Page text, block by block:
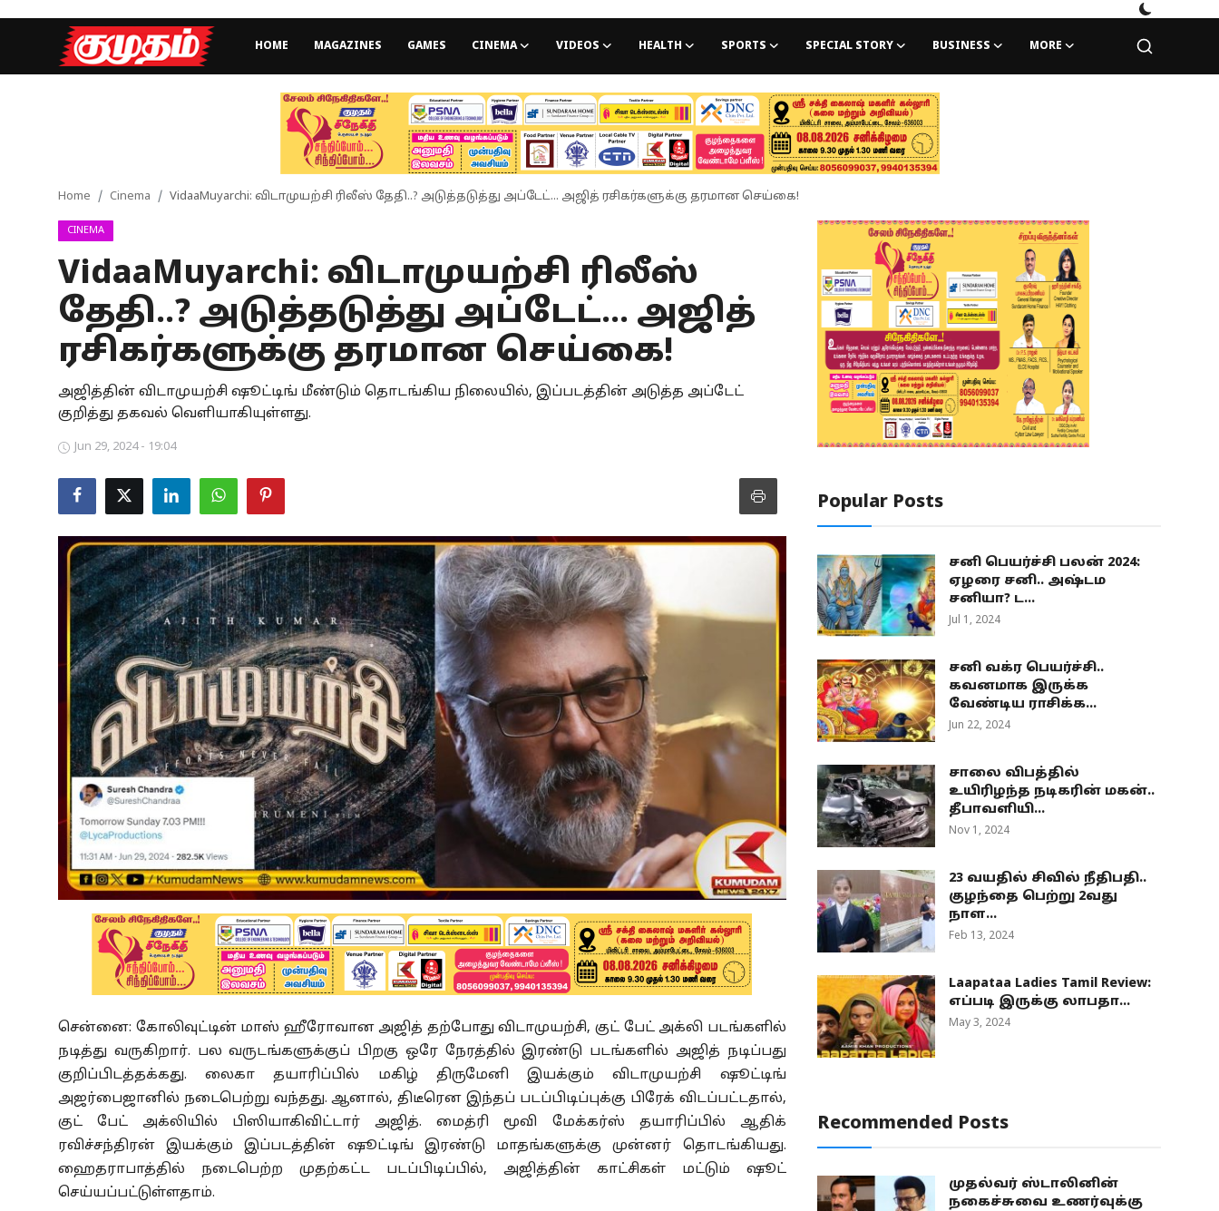
HOME MAGAZINES GAMES CINEMA VIDEOS HEALTH SPORTS SPECIAL STORY BUSINESS MORE
Games
Special Story
Tamilnadu
National
Astrology
Spirituality
Home Cinema VidaaMuyarchi: விடாமுயற்சி ரிலீஸ் தேதி..? அடுத்தடுத்து அப்டேட்... அஜித் ரசிகர்களுக்கு தரமான செய்கை!
CINEMA
VidaaMuyarchi: விடாமுயற்சி ரிலீஸ்
தேதி..? அடுத்தடுத்து அப்டேட்... அஜித்
ரசிகர்களுக்கு தரமான செய்கை!
அஜித்தின் விடாமுயற்சி ஷூட்டிங் மீண்டும் தொடங்கிய நிலையில், இப்படத்தின் அடுத்த அப்டேட்
குறித்து தகவல் வெளியாகியுள்ளது.
Jun 29, 2024 - 19:04
சென்னை: கோலிவுட்டின் மாஸ் ஹீரோவான அஜித் தற்போது விடாமுயற்சி, குட் பேட் அக்லி படங்களில்
நடித்து வருகிறார். பல வருடங்களுக்குப் பிறகு ஒரே நேரத்தில் இரண்டு படங்களில் அஜித் நடிப்பது
குறிப்பிடத்தக்கது. லைகா தயாரிப்பில் மகிழ் திருமேனி இயக்கும் விடாமுயற்சி ஷூட்டிங்
அஜர்பைஜானில் நடைபெற்று வந்தது. ஆனால், திடீரென இந்தப் படப்பிடிப்புக்கு பிரேக் விடப்பட்டதால்,
குட் பேட் அக்லியில் பிஸியாகிவிட்டார் அஜித். மைத்ரி மூவி மேக்கர்ஸ் தயாரிப்பில் ஆதிக்
ரவிச்சந்திரன் இயக்கும் இப்படத்தின் ஷூட்டிங் இரண்டு மாதங்களுக்கு முன்னர் தொடங்கியது.
ஹைதராபாத்தில் நடைபெற்ற முதற்கட்ட படப்பிடிப்பில், அஜித்தின் காட்சிகள் மட்டும் ஷூட்
செய்யப்பட்டுள்ளதாம்.
Popular Posts
சனி பெயர்ச்சி பலன் 2024:
ஏழரை சனி.. அஷ்டம
சனியா? ட...
Jul 1, 2024
சனி வக்ர பெயர்ச்சி..
கவனமாக இருக்க
வேண்டிய ராசிக்க...
Jun 22, 2024
சாலை விபத்தில்
உயிரிழந்த நடிகரின் மகன்..
தீபாவளியி...
Nov 1, 2024
23 வயதில் சிவில் நீதிபதி..
குழந்தை பெற்று 2வது
நாள...
Feb 13, 2024
Laapataa Ladies Tamil Review:
எப்படி இருக்கு லாபதா...
May 3, 2024
Recommended Posts
முதல்வர் ஸ்டாலினின்
நகைச்சுவை உணர்வுக்கு